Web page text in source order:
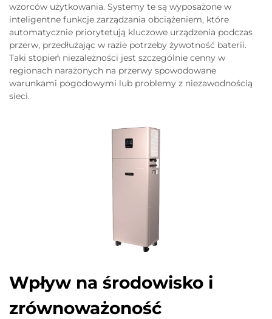
wzorców użytkowania. Systemy te są wyposażone w
inteligentne funkcje zarządzania obciążeniem, które
automatycznie priorytetują kluczowe urządzenia podczas
przerw, przedłużając w razie potrzeby żywotność baterii.
Taki stopień niezależności jest szczególnie cenny w
regionach narażonych na przerwy spowodowane
warunkami pogodowymi lub problemy z niezawodnością
sieci.
Wpływ na środowisko i
zrównoważoność